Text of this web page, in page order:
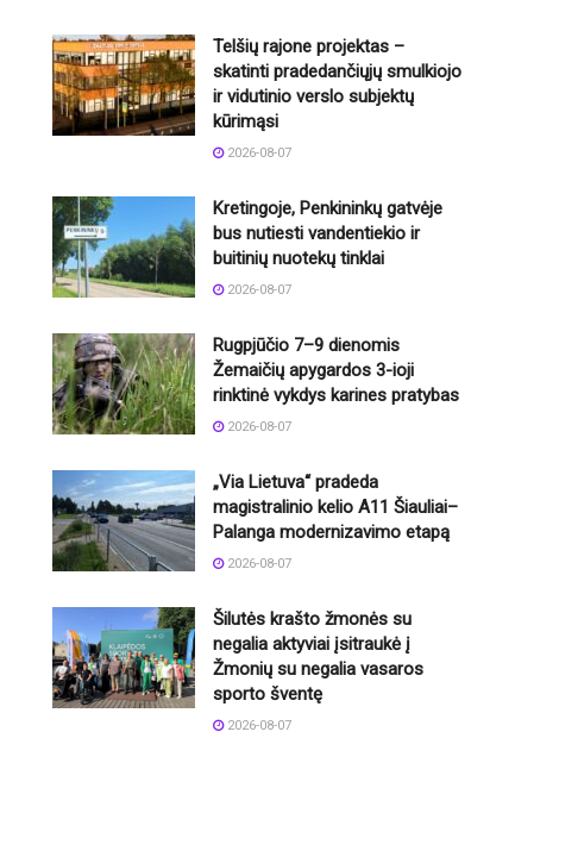
Telšių rajone projektas –
skatinti pradedančiųjų smulkiojo
ir vidutinio verslo subjektų
kūrimąsi
2026-08-07
Kretingoje, Penkininkų gatvėje
bus nutiesti vandentiekio ir
buitinių nuotekų tinklai
2026-08-07
Rugpjūčio 7–9 dienomis
Žemaičių apygardos 3-ioji
rinktinė vykdys karines pratybas
2026-08-07
„Via Lietuva“ pradeda
magistralinio kelio A11 Šiauliai–
Palanga modernizavimo etapą
2026-08-07
Šilutės krašto žmonės su
negalia aktyviai įsitraukė į
Žmonių su negalia vasaros
sporto šventę
2026-08-07